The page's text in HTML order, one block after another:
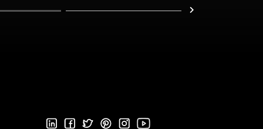
Følg os på Linkedin
Følg os på Facebook
Follow us on Twitter
Follow us on Pinterest
Følg os på Instragram
Visit our Youtube channel